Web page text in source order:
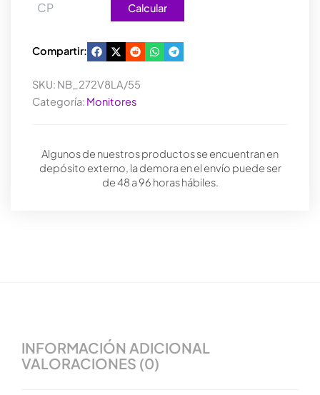
Calcular
Compartir:
SKU: NB_272V8LA/55
Categoría: Monitores
Algunos de nuestros productos se encuentran en
depósito externo, la demora en el envío puede ser
de 48 a 96 horas hábiles.
INFORMACIÓN ADICIONAL
VALORACIONES (0)